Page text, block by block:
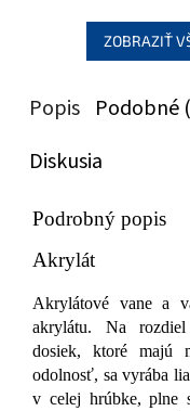
ZOBRAZIŤ
Popis Podobné
Diskusia
Podrobný popis
Akrylát
Akrylátové vane a
akrylátu. Na
dosiek, ktoré majú
odolnosť, sa vyrába
v celej hrúbke, plne